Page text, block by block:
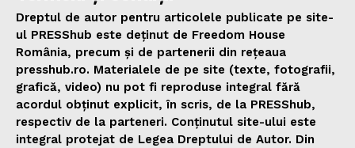
Dreptul de autor pentru articolele publicate pe site-
ul PRESShub este deținut de Freedom House
România, precum și de partenerii din rețeaua
presshub.ro. Materialele de pe site (texte, fotografii,
grafică, video) nu pot fi reproduse integral fără
acordul obținut explicit, în scris, de la PRESShub,
respectiv de la parteneri. Conținutul site-ului este
integral protejat de Legea Dreptului de Autor. Din